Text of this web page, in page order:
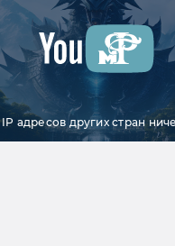
адресов других стран